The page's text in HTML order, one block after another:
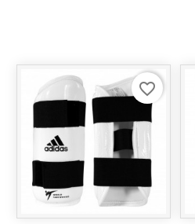
favorite_border